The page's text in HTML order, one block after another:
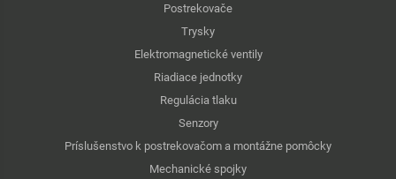
Postrekovače
Trysky
Elektromagnetické ventily
Riadiace jednotky
Regulácia tlaku
Senzory
Príslušenstvo k postrekovačom a montážne pomôcky
Mechanické spojky